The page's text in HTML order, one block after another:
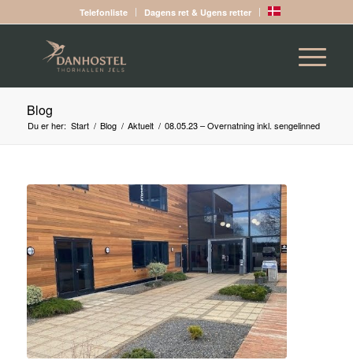
Telefonliste Dagens ret & Ugens retter
Blog
Du er her: Start / Blog / Aktuelt / 08.05.23 – Overnatning inkl. sengelinned